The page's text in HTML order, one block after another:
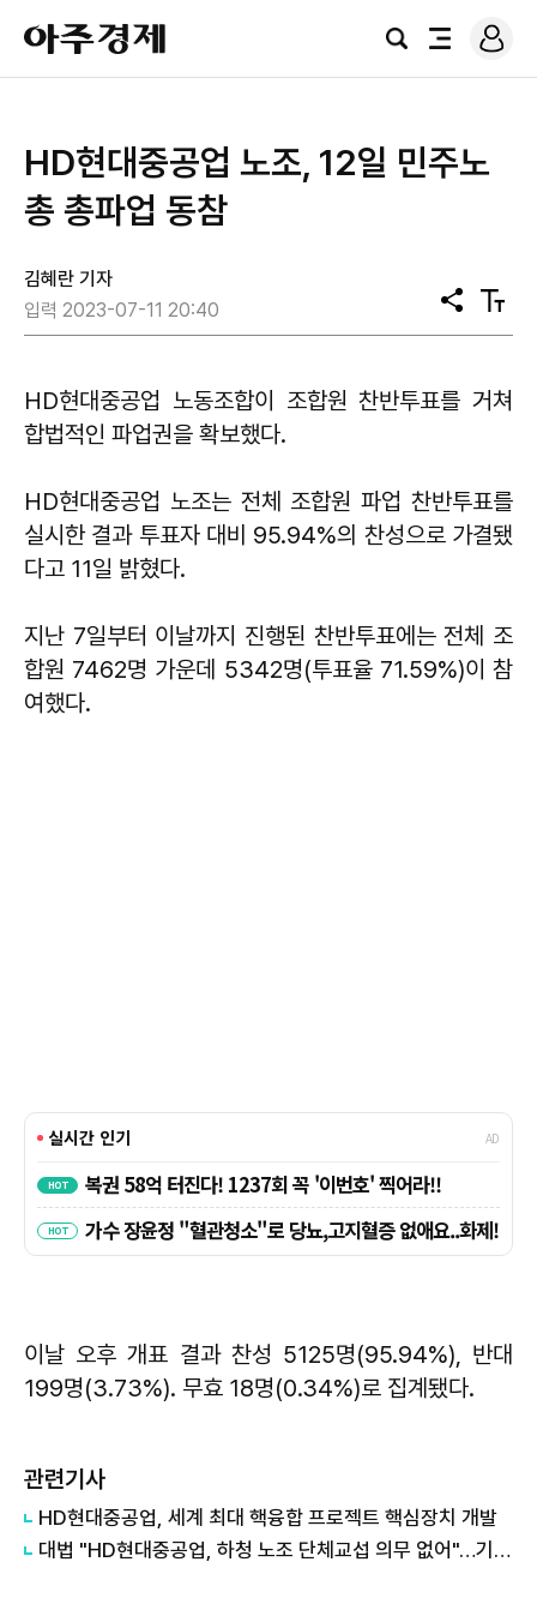
아
주
경
검
전
로
그
HD현대중공업 노조, 12일 민주노
총 총파업 동참
김혜란 기자
입력 2023-07-11 20:40
공
유
텍
스
기
HD현대중공업 노동조합이 조합원 찬반투표를 거쳐
합법적인 파업권을 확보했다.
HD현대중공업 노조는 전체 조합원 파업 찬반투표를
실시한 결과 투표자 대비 95.94%의 찬성으로 가결됐
다고 11일 밝혔다.
지난 7일부터 이날까지 진행된 찬반투표에는 전체 조
합원 7462명 가운데 5342명(투표율 71.59%)이 참
여했다.
이날 오후 개표 결과 찬성 5125명(95.94%), 반대
199명(3.73%). 무효 18명(0.34%)로 집계됐다.
관련기사
HD현대중공업, 세계 최대 핵융합 프로젝트 핵심장치 개발
대법 "HD현대중공업, 하청 노조 단체교섭 의무 없어"…기존 법리 유지